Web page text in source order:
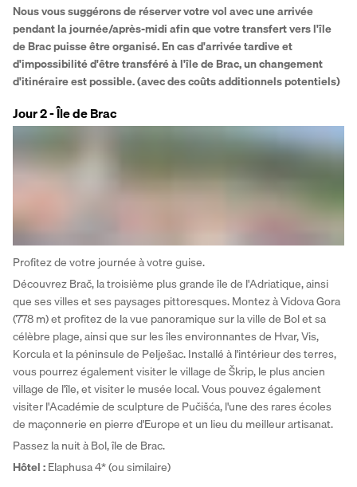
Nous vous suggérons de réserver votre vol avec une arrivée
pendant la journée/après-midi afin que votre transfert vers l'île
de Brac puisse être organisé. En cas d'arrivée tardive et
d'impossibilité d'être transféré à l'île de Brac, un changement
d'itinéraire est possible. (avec des coûts additionnels potentiels)
Jour 2 - Île de Brac
Profitez de votre journée à votre guise.
Découvrez Brač, la troisième plus grande île de l'Adriatique, ainsi
que ses villes et ses paysages pittoresques. Montez à Vidova Gora
(778 m) et profitez de la vue panoramique sur la ville de Bol et sa
célèbre plage, ainsi que sur les îles environnantes de Hvar, Vis,
Korcula et la péninsule de Pelješac. Installé à l'intérieur des terres,
vous pourrez également visiter le village de Škrip, le plus ancien
village de l'île, et visiter le musée local. Vous pouvez également
visiter l'Académie de sculpture de Pučišća, l'une des rares écoles
de maçonnerie en pierre d'Europe et un lieu du meilleur artisanat.
Passez la nuit à Bol, île de Brac.
Hôtel: Elaphusa 4* (ou similaire)